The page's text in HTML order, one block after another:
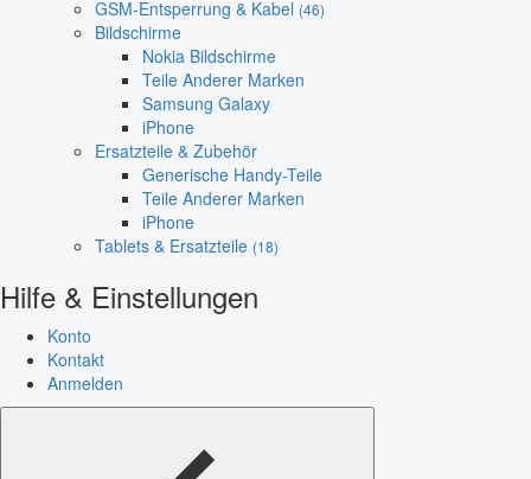
GSM-Entsperrung & Kabel (46)
Bildschirme
Nokia Bildschirme
Teile Anderer Marken
Samsung Galaxy
iPhone
Ersatzteile & Zubehör
Generische Handy-Teile
Teile Anderer Marken
iPhone
Tablets & Ersatzteile (18)
Hilfe & Einstellungen
Konto
Kontakt
Anmelden